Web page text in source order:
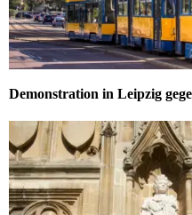
Demonstration in Leipzig